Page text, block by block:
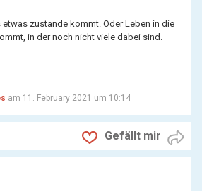
zustande kommt. Oder Leben in die
in der noch nicht viele dabei sind.
am 11. February 2021 um 10:14
Gefällt mir